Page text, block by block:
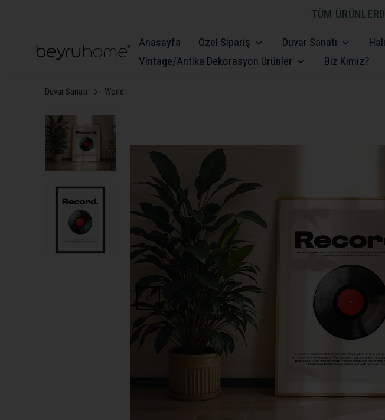
TÜM
Anasayfa Özel Sipariş Duvar Sanatı Halı
Vintage/Antika Dekorasyon Ürünler
Biz Kimiz?
Duvar Sanatı World